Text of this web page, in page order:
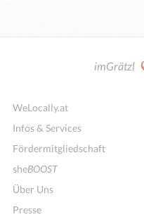
imGrätzl
WeLocally.at
Infos & Services
Fördermitgliedschaft
sheBOOST
Über Uns
Presse